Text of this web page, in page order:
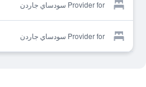
Provider for سودساي جاردن
Provider for سودساي جاردن